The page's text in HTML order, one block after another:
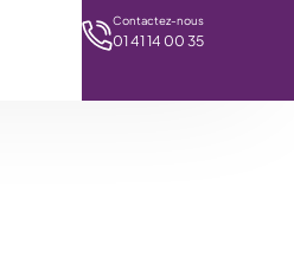
Contactez-nous
01 41 14 00 35